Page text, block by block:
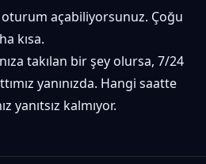
açabiliyorsunuz. Çoğu
kısa.
takılan bir şey olursa, 7/24
yanınızda. Hangi saatte
yanıtsız kalmıyor.